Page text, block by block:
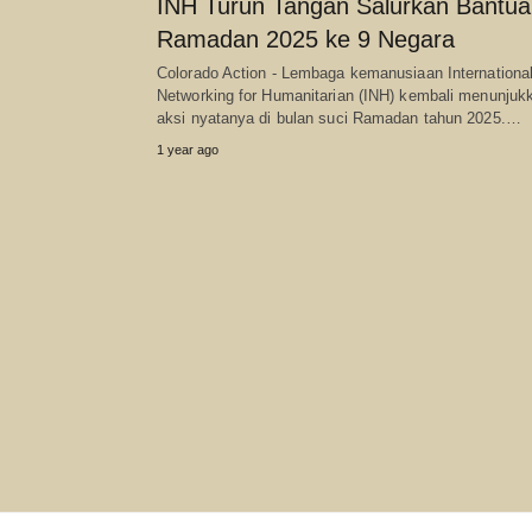
INH Turun Tangan Salurkan
Ramadan 2025 ke 9 Negara
Colorado Action - Lembaga kemanusiaan
Networking for Humanitarian (INH) kembali
aksi nyatanya di bulan suci Ramadan tahun 2025.…
1 year ago